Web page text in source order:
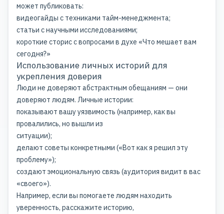
может публиковать:
видеогайды с техниками тайм-менеджмента;
статьи с научными исследованиями;
короткие сторис с вопросами в духе «Что мешает вам
сегодня?»
Использование личных историй для
укрепления доверия
Люди не доверяют абстрактным обещаниям — они
доверяют людям. Личные истории:
показывают вашу уязвимость (например, как вы
провалились, но вышли из
ситуации);
делают советы конкретными («Вот как я решил эту
проблему»);
создают эмоциональную связь (аудитория видит в вас
«своего»).
Например, если вы помогаете людям находить
уверенность, расскажите историю,